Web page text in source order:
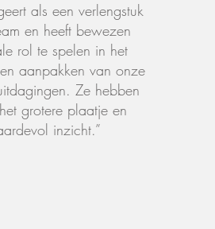
als een verlengstuk
en heeft bewezen
rol te spelen in het
aanpakken van onze
Ze hebben
grotere plaatje en
inzicht.”